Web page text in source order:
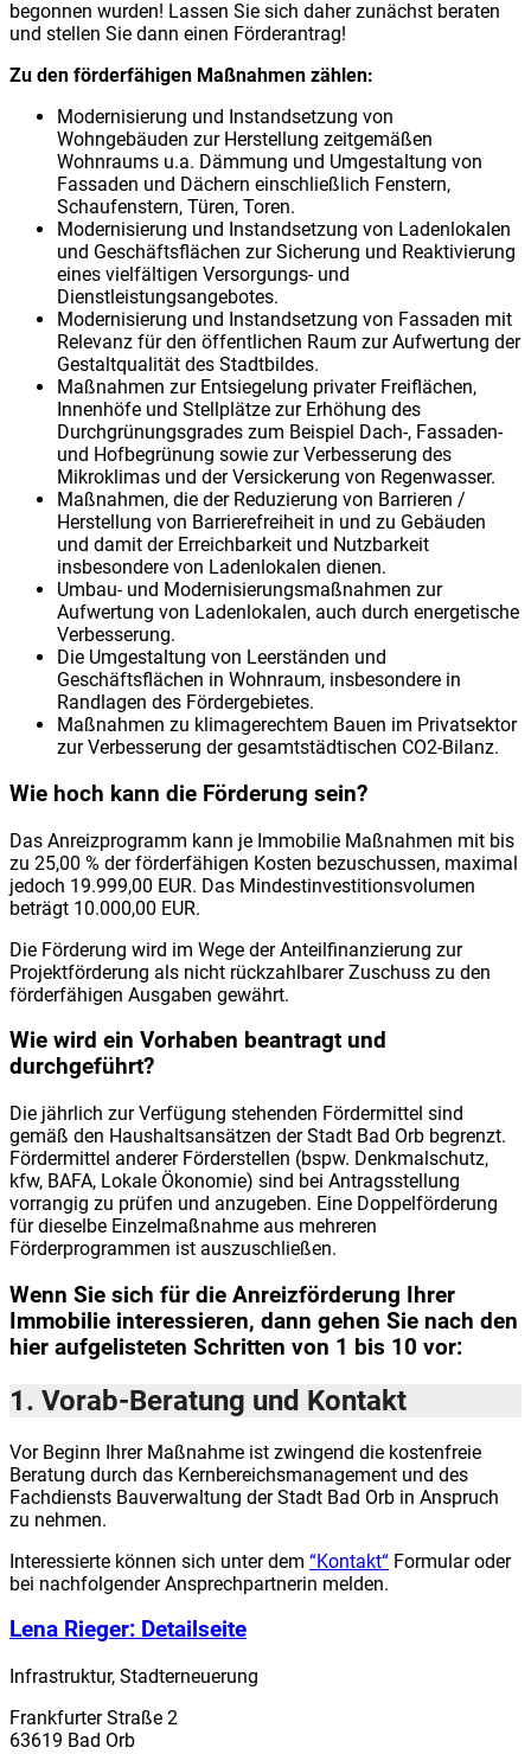
begonnen wurden! Lassen Sie sich daher zunächst beraten
und stellen Sie dann einen Förderantrag!
Zu den förderfähigen Maßnahmen zählen:
Modernisierung und Instandsetzung von
Wohngebäuden zur Herstellung zeitgemäßen
Wohnraums u.a. Dämmung und Umgestaltung von
Fassaden und Dächern einschließlich Fenstern,
Schaufenstern, Türen, Toren.
Modernisierung und Instandsetzung von Ladenlokalen
und Geschäftsflächen zur Sicherung und Reaktivierung
eines vielfältigen Versorgungs- und
Dienstleistungsangebotes.
Modernisierung und Instandsetzung von Fassaden mit
Relevanz für den öffentlichen Raum zur Aufwertung der
Gestaltqualität des Stadtbildes.
Maßnahmen zur Entsiegelung privater Freiflächen,
Innenhöfe und Stellplätze zur Erhöhung des
Durchgrünungsgrades zum Beispiel Dach-, Fassaden-
und Hofbegrünung sowie zur Verbesserung des
Mikroklimas und der Versickerung von Regenwasser.
Maßnahmen, die der Reduzierung von Barrieren /
Herstellung von Barrierefreiheit in und zu Gebäuden
und damit der Erreichbarkeit und Nutzbarkeit
insbesondere von Ladenlokalen dienen.
Umbau- und Modernisierungsmaßnahmen zur
Aufwertung von Ladenlokalen, auch durch energetische
Verbesserung.
Die Umgestaltung von Leerständen und
Geschäftsflächen in Wohnraum, insbesondere in
Randlagen des Fördergebietes.
Maßnahmen zu klimagerechtem Bauen im Privatsektor
zur Verbesserung der gesamtstädtischen CO2-Bilanz.
Wie hoch kann die Förderung sein?
Das Anreizprogramm kann je Immobilie Maßnahmen mit bis
zu 25,00 % der förderfähigen Kosten bezuschussen, maximal
jedoch 19.999,00 EUR. Das Mindestinvestitionsvolumen
beträgt 10.000,00 EUR.
Die Förderung wird im Wege der Anteilfinanzierung zur
Projektförderung als nicht rückzahlbarer Zuschuss zu den
förderfähigen Ausgaben gewährt.
Wie wird ein Vorhaben beantragt und
durchgeführt?
Die jährlich zur Verfügung stehenden Fördermittel sind
gemäß den Haushaltsansätzen der Stadt Bad Orb begrenzt.
Fördermittel anderer Förderstellen (bspw. Denkmalschutz,
kfw, BAFA, Lokale Ökonomie) sind bei Antragsstellung
vorrangig zu prüfen und anzugeben. Eine Doppelförderung
für dieselbe Einzelmaßnahme aus mehreren
Förderprogrammen ist auszuschließen.
Wenn Sie sich für die Anreizförderung Ihrer
Immobilie interessieren, dann gehen Sie nach den
hier aufgelisteten Schritten von 1 bis 10 vor:
1. Vorab-Beratung und Kontakt
Vor Beginn Ihrer Maßnahme ist zwingend die kostenfreie
Beratung durch das Kernbereichsmanagement und des
Fachdiensts Bauverwaltung der Stadt Bad Orb in Anspruch
zu nehmen.
Interessierte können sich unter dem “Kontakt“ Formular oder
bei nachfolgender Ansprechpartnerin melden.
Lena Rieger: Detailseite
Infrastruktur, Stadterneuerung
Frankfurter Straße 2
63619 Bad Orb